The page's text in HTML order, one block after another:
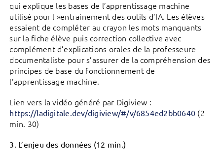
qui explique les bases de l’apprentissage machine
utilisé pour l »entrainement des outils d’IA. Les élèves
essaient de compléter au crayon les mots manquants
sur la fiche élève puis correction collective avec
complément d’explications orales de la professeure
documentaliste pour s’assurer de la compréhension des
principes de base du fonctionnement de
l’apprentissage machine.
Lien vers la vidéo généré par Digiview :
https://ladigitale.dev/digiview/#/v/6854ed2bb0640 (2
min. 30)
3. L’enjeu des données (12 min.)